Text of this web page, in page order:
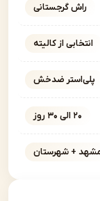
کالیته
ضدخش